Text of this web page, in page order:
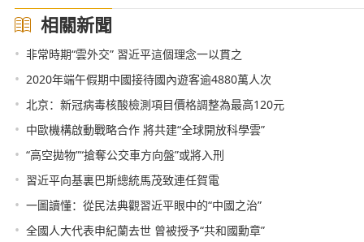
相關新聞
• 非常時期“雲外交” 習近平這個理念一以貫之
• 2020年端午假期中國接待國內遊客逾4880萬人次
• 北京：新冠病毒核酸檢測項目價格調整為最高120元
• 中歐機構啟動戰略合作 將共建“全球開放科學雲”
• “高空拋物”“搶奪公交車方向盤”或將入刑
• 習近平向基裏巴斯總統馬茂致連任賀電
• 一圖讀懂：從民法典觀習近平眼中的“中國之治”
• 全國人大代表申紀蘭去世 曾被授予“共和國勳章”